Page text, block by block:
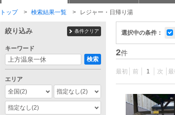
トップ 検索結果一覧 レジャー・日帰り湯
選択中の条件：
2件
最初 前 1 次
絞り込み 条件クリア
キーワード
検索
エリア
全国(2) 指定なし(2)
指定なし(2)